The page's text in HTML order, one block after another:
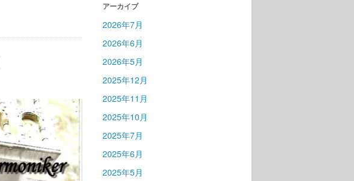
アーカイブ
2026年7月
2026年6月
2026年5月
2025年12月
2025年11月
2025年10月
2025年7月
2025年6月
2025年5月